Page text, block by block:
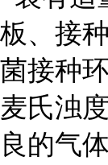
板、接
菌接种
麦氏浊
良的气